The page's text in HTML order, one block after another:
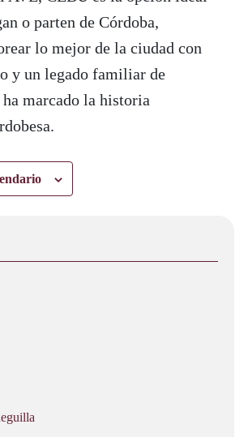
o parten de Córdoba,
lo mejor de la ciudad con
y un legado familiar de
marcado la historia